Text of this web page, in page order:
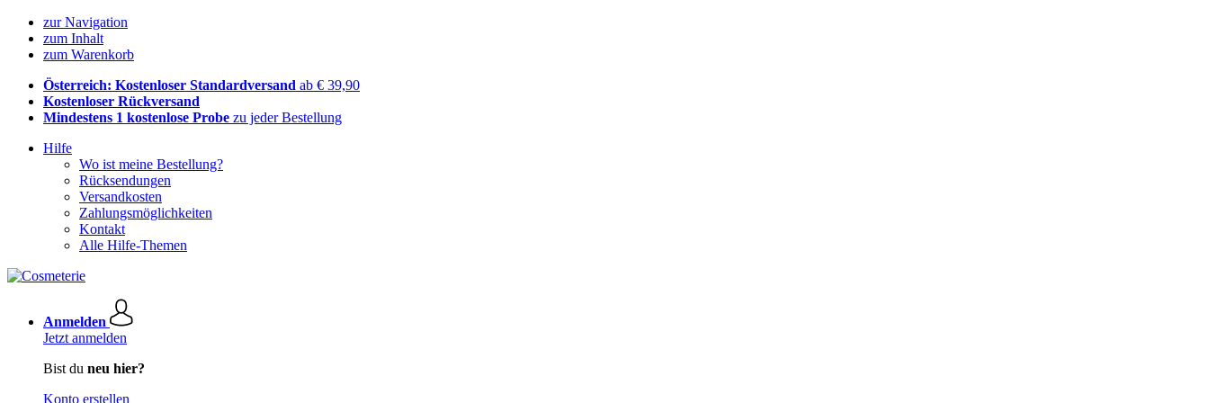
zur Navigation
zum Inhalt
zum Warenkorb
Österreich: Kostenloser Standardversand ab € 39,90
Kostenloser Rückversand
Mindestens 1 kostenlose Probe zu jeder Bestellung
Hilfe
Wo ist meine Bestellung?
Rücksendungen
Versandkosten
Zahlungsmöglichkeiten
Kontakt
Alle Hilfe-Themen
Anmelden
Jetzt anmelden
Bist du neu hier?
Konto erstellen